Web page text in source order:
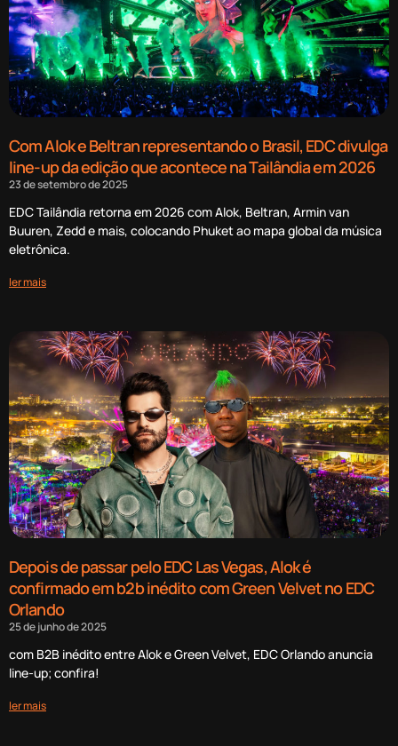
Com Alok e Beltran representando o Brasil, EDC divulga
line-up da edição que acontece na Tailândia em 2026
23 de setembro de 2025
EDC Tailândia retorna em 2026 com Alok, Beltran, Armin van
Buuren, Zedd e mais, colocando Phuket ao mapa global da música
eletrônica.
ler mais
Depois de passar pelo EDC Las Vegas, Alok é
confirmado em b2b inédito com Green Velvet no EDC
Orlando
25 de junho de 2025
com B2B inédito entre Alok e Green Velvet, EDC Orlando anuncia
line-up; confira!
ler mais